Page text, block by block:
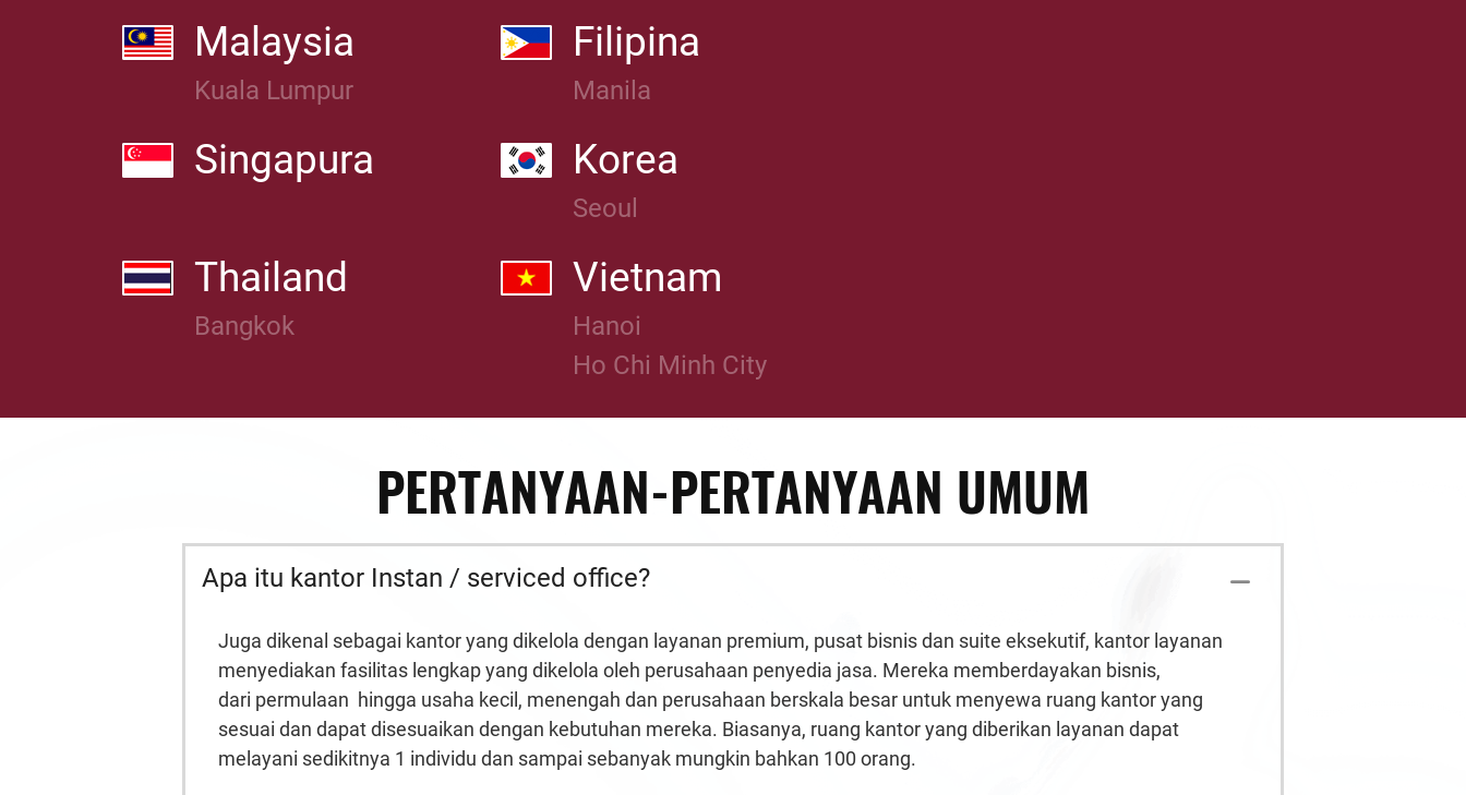
Malaysia
Kuala Lumpur
Filipina
Manila
Singapura Korea
Seoul
Thailand
Bangkok
Vietnam
Hanoi
Ho Chi Minh City
PERTANYAAN-PERTANYAAN UMUM
Apa itu kantor Instan / serviced office?
Juga dikenal sebagai kantor yang dikelola dengan layanan premium, pusat bisnis dan suite eksekutif, kantor layanan
menyediakan fasilitas lengkap yang dikelola oleh perusahaan penyedia jasa. Mereka memberdayakan bisnis,
dari permulaan hingga usaha kecil, menengah dan perusahaan berskala besar untuk menyewa ruang kantor yang
sesuai dan dapat disesuaikan dengan kebutuhan mereka. Biasanya, ruang kantor yang diberikan layanan dapat
melayani sedikitnya 1 individu dan sampai sebanyak mungkin bahkan 100 orang.